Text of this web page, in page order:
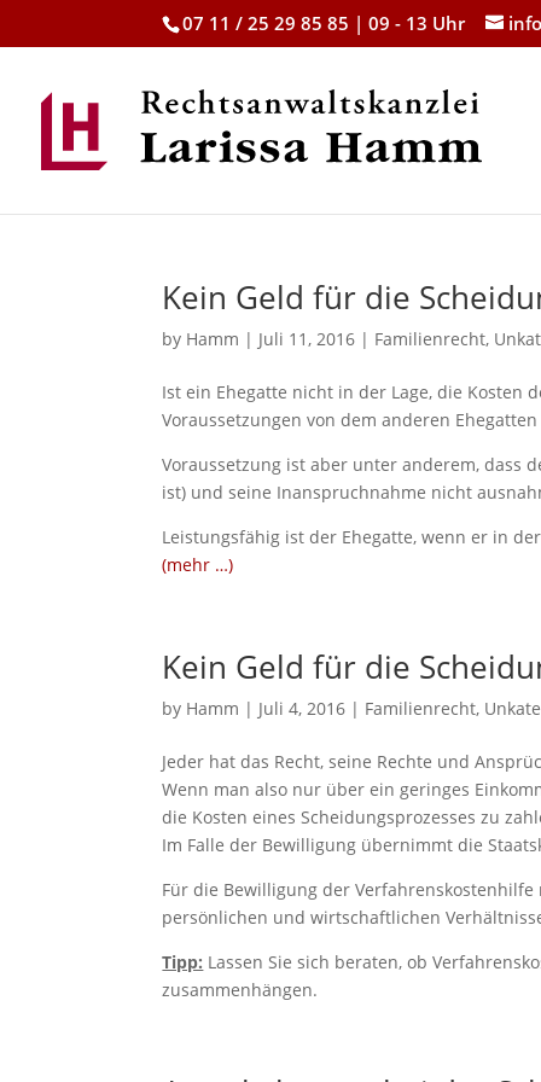
07 11 / 25 29 85 85 | 09 - 13 Uhr
Kein Geld für die
by Hamm | Juli 11, 2016 | Familienrecht,
Ist ein Ehegatte nicht in der Lage, die Kosten
Voraussetzungen von dem anderen
Voraussetzung ist aber unter anderem, dass
ist) und seine Inanspruchnahme nicht
Leistungsfähig ist der Ehegatte, wenn er in
(mehr …)
Kein Geld für die
by Hamm | Juli 4, 2016 | Familienrecht,
Jeder hat das Recht, seine Rechte und
Wenn man also nur über ein geringes
die Kosten eines Scheidungsprozesses zu
Im Falle der Bewilligung übernimmt die
Für die Bewilligung der
persönlichen und wirtschaftlichen
Tipp: Lassen Sie sich beraten, ob
zusammenhängen.